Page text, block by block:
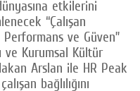
etkilerini
“Çalışan
Performans ve Güven”
ve Kurumsal Kültür
Arslan ile HR Peak
bağlılığını